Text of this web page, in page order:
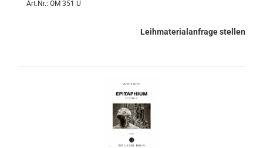
Art.Nr.: OM 351 U
Leihmaterialanfrage stellen